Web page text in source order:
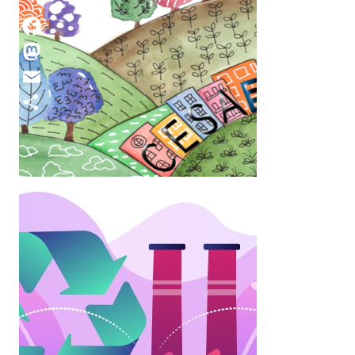
Facebook
Mastodon
Email
Compartir
Entrevista a Rik Van Del
Valle
Entrevistamos al que ha sido durante los
últimos cuatro años el Presidente de
CESAER (2020 – 2023), Rik Van de